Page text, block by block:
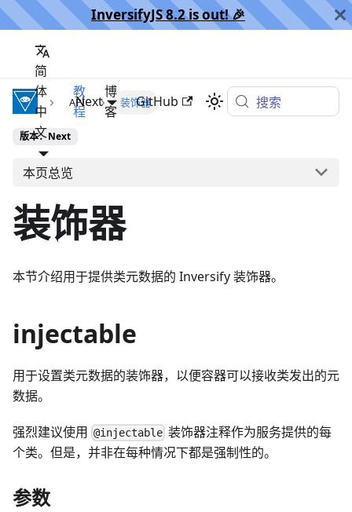
InversifyJS 8.2 is out! 🎉️
InversifyJS
简
体
中
文
教
程
博
客
Next GitHub 搜索
API 装饰器
版本：Next
本页总览
装饰器
本节介绍用于提供类元数据的 Inversify 装饰器。
injectable
用于设置类元数据的装饰器，以便容器可以接收类发出的元
数据。
强烈建议使用 @injectable 装饰器注释作为服务提供的每
个类。但是，并非在每种情况下都是强制性的。
参数